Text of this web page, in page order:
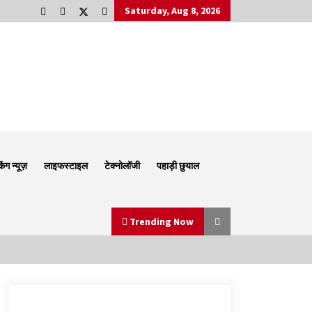
Saturday, Aug 8, 2026
न्यूज़ लाइफस्टाइल टेक्नोलॉजी पहाड़ी छुयाल
Trending Now